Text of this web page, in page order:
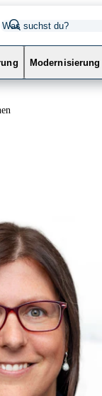
Modernisierung